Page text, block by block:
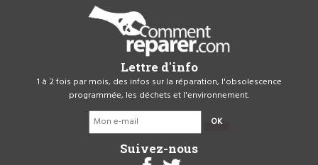
Lettre d'info
1 à 2 fois par mois, des infos sur la réparation, l'obsolescence
programmée, les déchets et l'environnement.
OK
Suivez-nous